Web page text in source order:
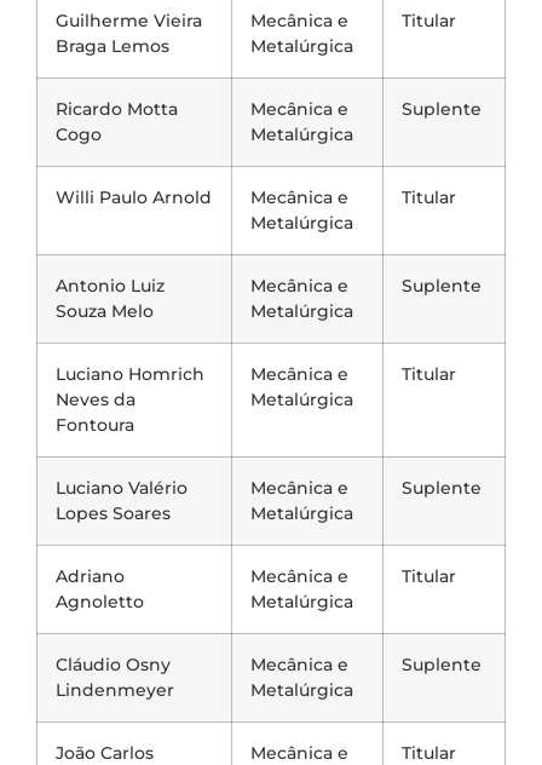
Guilherme Vieira
Braga Lemos
Mecânica e
Metalúrgica
Titular
Ricardo Motta
Cogo
Mecânica e
Metalúrgica
Suplente
Willi Paulo Arnold
Mecânica e
Metalúrgica
Titular
Antonio Luiz
Souza Melo
Mecânica e
Metalúrgica
Suplente
Luciano Homrich
Neves da
Fontoura
Mecânica e
Metalúrgica
Titular
Luciano Valério
Lopes Soares
Mecânica e
Metalúrgica
Suplente
Adriano
Agnoletto
Mecânica e
Metalúrgica
Titular
Cláudio Osny
Lindenmeyer
Mecânica e
Metalúrgica
Suplente
João Carlos
Mecânica e
Titular